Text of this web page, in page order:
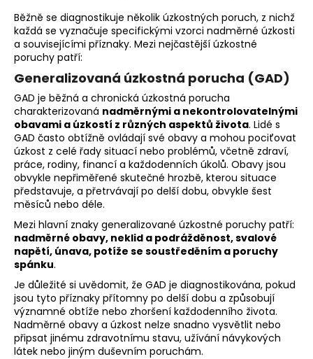
Běžně se diagnostikuje několik úzkostných poruch, z nichž
každá se vyznačuje specifickými vzorci nadměrné úzkosti
a souvisejícími příznaky. Mezi nejčastější úzkostné
poruchy patří:
Generalizovaná úzkostná porucha (GAD)
GAD je běžná a chronická úzkostná porucha
charakterizovaná nadměrnými a nekontrolovatelnými
obavami a úzkostí z různých aspektů života. Lidé s
GAD často obtížně ovládají své obavy a mohou pociťovat
úzkost z celé řady situací nebo problémů, včetně zdraví,
práce, rodiny, financí a každodenních úkolů. Obavy jsou
obvykle nepřiměřené skutečné hrozbě, kterou situace
představuje, a přetrvávají po delší dobu, obvykle šest
měsíců nebo déle.
Mezi hlavní znaky generalizované úzkostné poruchy patří:
nadměrné obavy, neklid a podrážděnost, svalové
napětí, únava, potíže se soustředěním a poruchy
spánku.
Je důležité si uvědomit, že GAD je diagnostikována, pokud
jsou tyto příznaky přítomny po delší dobu a způsobují
významné obtíže nebo zhoršení každodenního života.
Nadměrné obavy a úzkost nelze snadno vysvětlit nebo
připsat jinému zdravotnímu stavu, užívání návykových
látek nebo jiným duševním poruchám.